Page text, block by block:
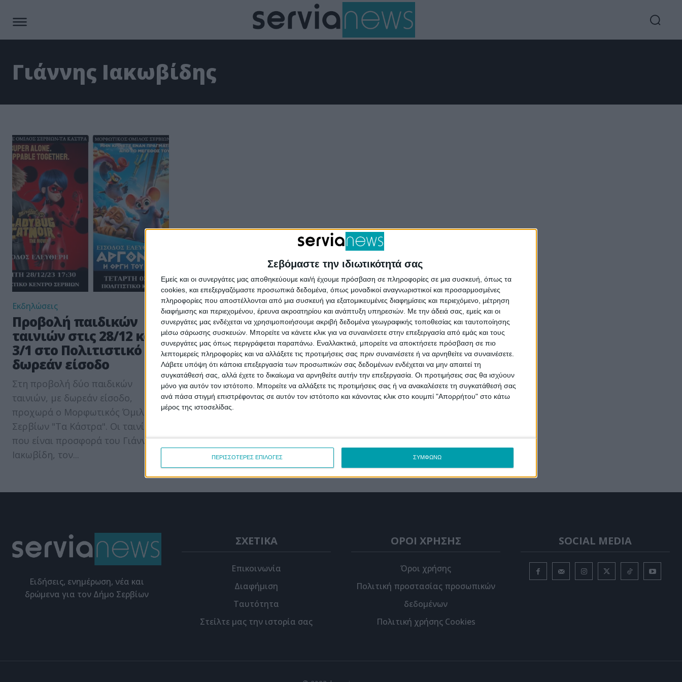
Σεβόμαστε την ιδιωτικότητά σας
Εμείς και οι συνεργάτες μας αποθηκεύουμε και/ή έχουμε πρόσβαση σε πληροφορίες σε μια συσκευή, όπως τα
cookies, και επεξεργαζόμαστε προσωπικά δεδομένα, όπως μοναδικοί αναγνωριστικοί και προσαρμοσμένες
πληροφορίες που αποστέλλονται από μια συσκευή για εξατομικευμένες διαφημίσεις και περιεχόμενο, μέτρηση
διαφήμισης και περιεχομένου, έρευνα ακροατηρίου και ανάπτυξη υπηρεσιών. Με την άδειά σας, εμείς και οι
συνεργάτες μας ενδέχεται να χρησιμοποιήσουμε ακριβή δεδομένα γεωγραφικής τοποθεσίας και ταυτοποίησης
μέσω σάρωσης συσκευών. Μπορείτε να κάνετε κλικ για να συναινέσετε στην επεξεργασία από εμάς και τους
συνεργάτες μας όπως περιγράφεται παραπάνω. Εναλλακτικά, μπορείτε να αποκτήσετε πρόσβαση σε πιο
λεπτομερείς πληροφορίες και να αλλάξετε τις προτιμήσεις σας πριν συναινέσετε ή να αρνηθείτε να συναινέσετε.
Λάβετε υπόψη ότι κάποια επεξεργασία των προσωπικών σας δεδομένων ενδέχεται να μην απαιτεί τη
συγκατάθεσή σας, αλλά έχετε το δικαίωμα να αρνηθείτε αυτήν την επεξεργασία. Οι προτιμήσεις σας θα ισχύουν
μόνο για αυτόν τον ιστότοπο. Μπορείτε να αλλάξετε τις προτιμήσεις σας ή να ανακαλέσετε τη συγκατάθεσή σας
ανά πάσα στιγμή επιστρέφοντας σε αυτόν τον ιστότοπο και κάνοντας κλικ στο κουμπί "Απορρήτου" στο κάτω
μέρος της ιστοσελίδας.
ΠΕΡΙΣΣΟΤΕΡΕΣ ΕΠΙΛΟΓΕΣ ΣΥΜΦΩΝΩ
Γιάννης Ιακωβίδης
Εκδηλώσεις
Προβολή παιδικών
ταινιών στις 28/12 και
3/1 στο Πολιτιστικό με
δωρεάν είσοδο
Στη προβολή δύο παιδικών
ταινιών, με δωρεάν είσοδο,
προχωρά ο Μορφωτικός Όμιλος
Σερβίων "Τα Κάστρα". Οι ταινίες
που είναι προσφορά του Γιάννη
Ιακωβίδη, τον...
Eιδήσεις, ενημέρωση, νέα και
δρώμενα για τον Δήμο Σερβίων
ΣΧΕΤΙΚΑ
Επικοινωνία
Διαφήμιση
Ταυτότητα
Στείλτε μας την ιστορία σας
ΟΡΟΙ ΧΡΗΣΗΣ
Όροι χρήσης
Πολιτική προστασίας προσωπικών
δεδομένων
Πολιτική χρήσης Cookies
SOCIAL MEDIA